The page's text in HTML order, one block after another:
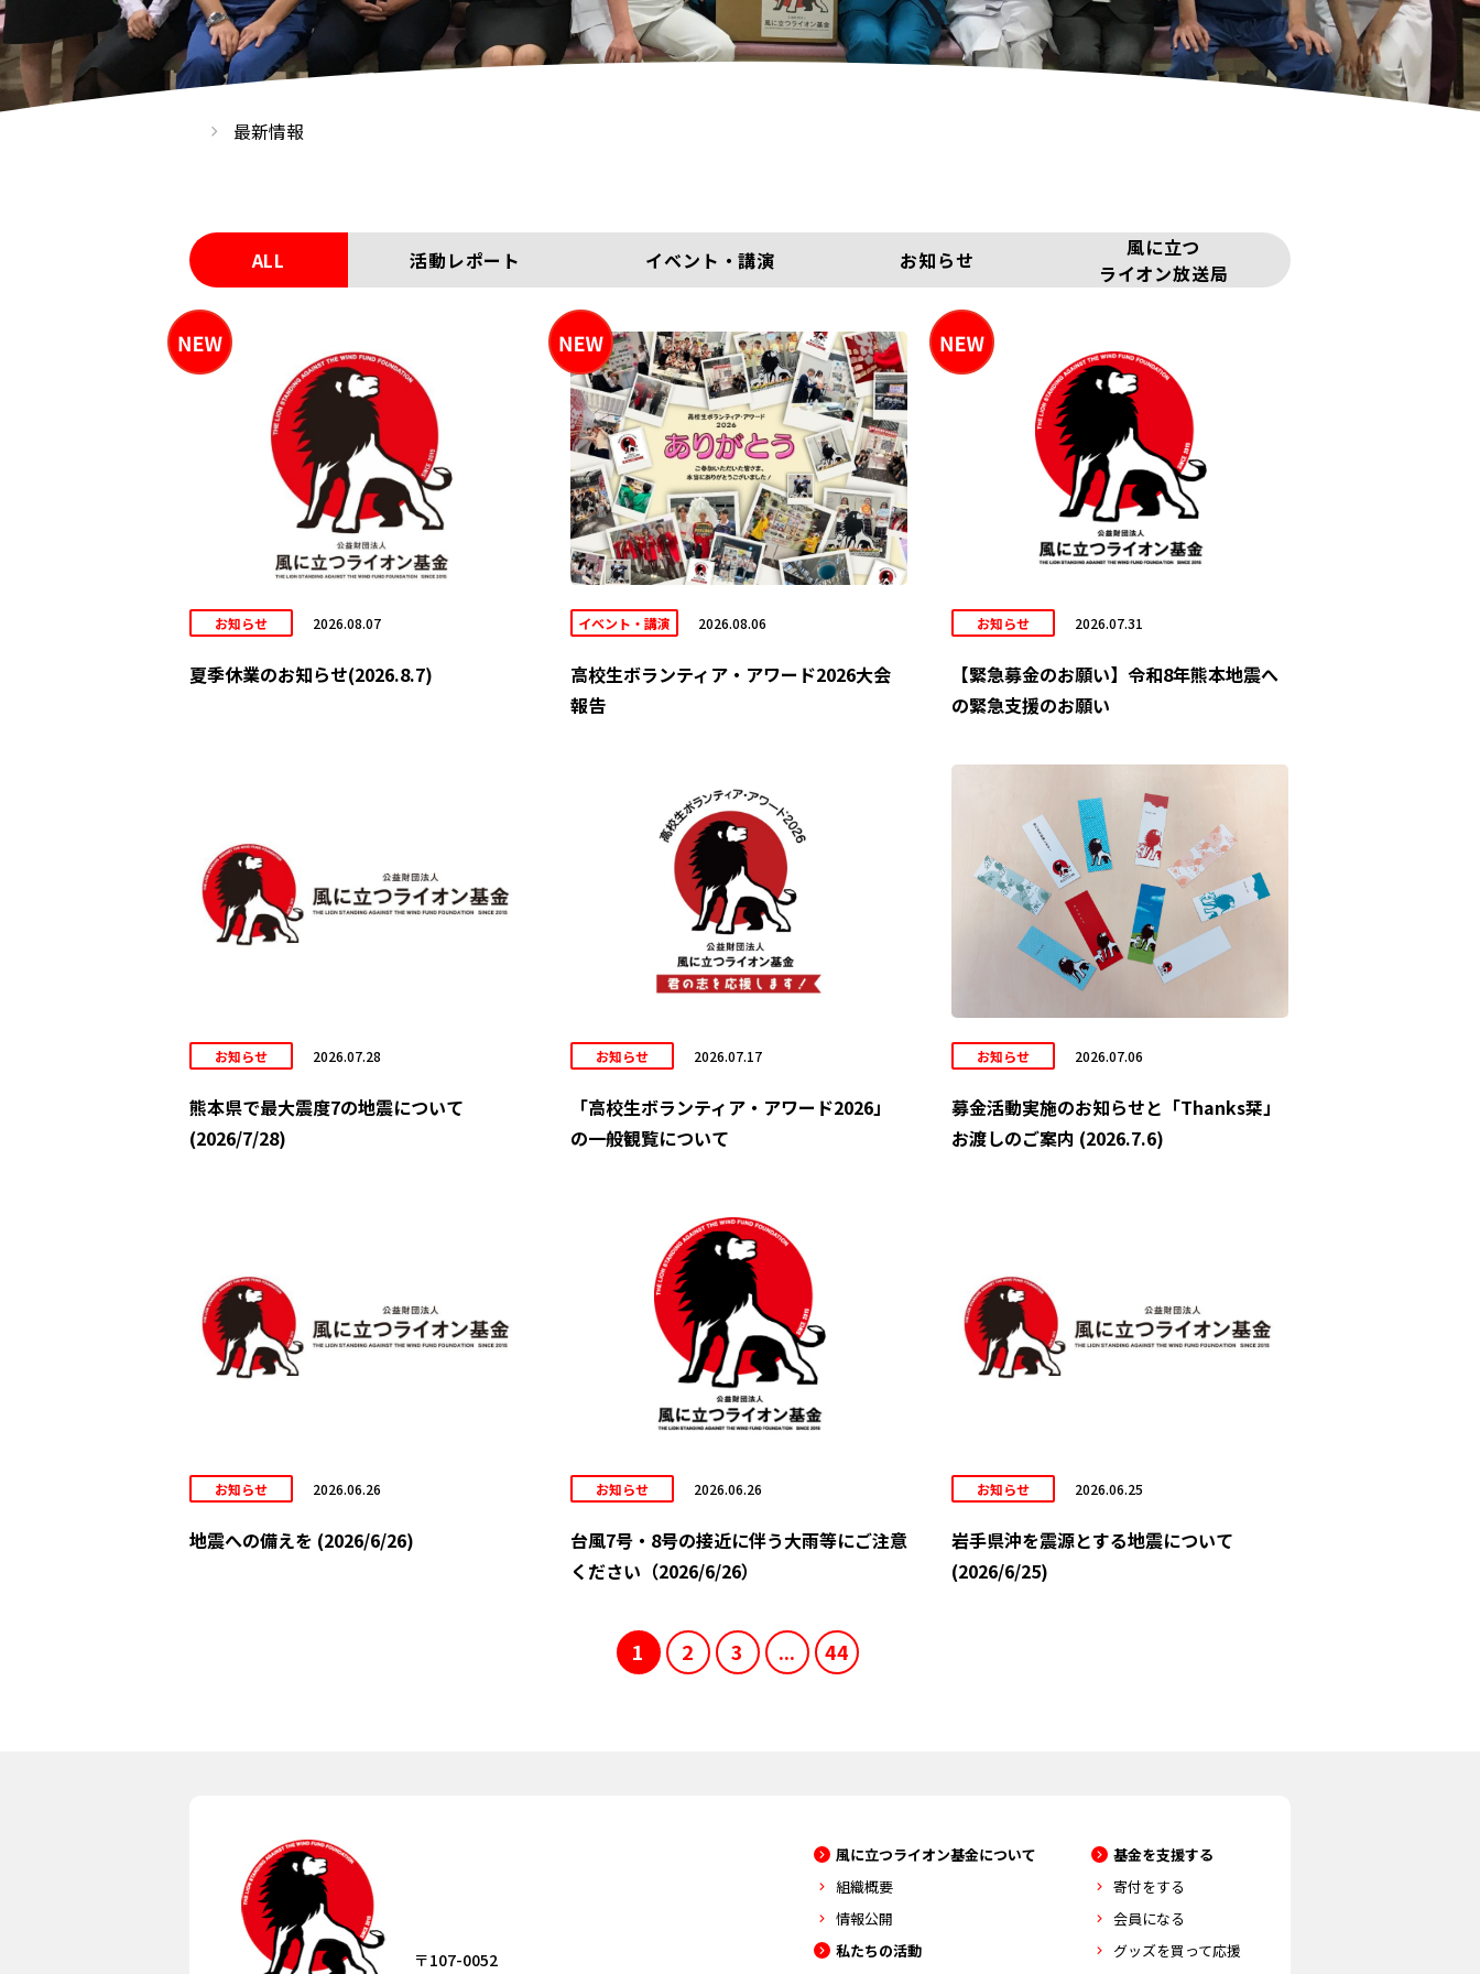
最新情報
ALL 活動レポート イベント・講演 お知らせ
風に立つ
ライオン放送局
お知らせ 2026.08.07
夏季休業のお知らせ(2026.8.7)
イベント・講演 2026.08.06
高校生ボランティア・アワード2026大会
報告
お知らせ 2026.07.31
【緊急募金のお願い】令和8年熊本地震へ
の緊急支援のお願い
お知らせ 2026.07.28
熊本県で最大震度7の地震について
(2026/7/28)
お知らせ 2026.07.17
「高校生ボランティア・アワード2026」
の一般観覧について
お知らせ 2026.07.06
募金活動実施のお知らせと「Thanks栞」
お渡しのご案内 (2026.7.6)
お知らせ 2026.06.26
地震への備えを (2026/6/26)
お知らせ 2026.06.26
台風7号・8号の接近に伴う大雨等にご注意
ください（2026/6/26）
お知らせ 2026.06.25
岩手県沖を震源とする地震について
(2026/6/25)
1 2 3 ... 44
〒107-0052
風に立つライオン基金について
組織概要
情報公開
私たちの活動
基金を支援する
寄付をする
会員になる
グッズを買って応援